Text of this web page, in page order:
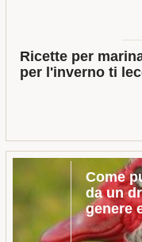
Ricette per
per l'inverno ti
Come
da un
genere